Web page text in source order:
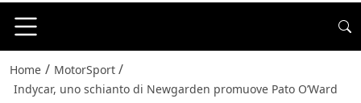
Home / MotorSport /
Indycar, uno schianto di Newgarden promuove Pato O’Ward